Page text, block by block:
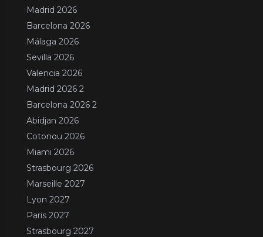
Madrid 2026
Barcelona 2026
Málaga 2026
Sevilla 2026
Valencia 2026
Madrid 2026 2
Barcelona 2026 2
Abidjan 2026
Cotonou 2026
Miami 2026
Strasbourg 2026
Marseille 2027
Lyon 2027
Paris 2027
Strasbourg 2027